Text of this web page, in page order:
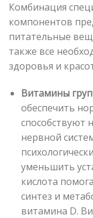
Комбинация
компонентов
питательные
также все
здоровья и
Витамины
обеспечить
нервной
уменьшить
кислота
синтез и
витамина D.